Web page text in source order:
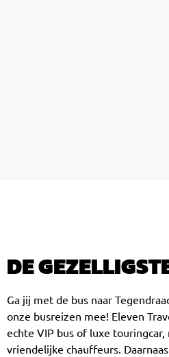
DE
Ga jij met de bus naar
onze busreizen mee! Eleven
echte VIP bus of luxe
vriendelijke chauffeurs.